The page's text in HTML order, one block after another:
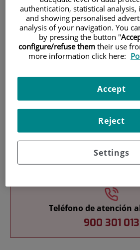
Teléfono de atención
900 301 013
authentication, statistical
and showing personalised
analysis of your navigation. You
by pressing the button "
configure/refuse them their use
more information click here:
Settings
Reject
Accept